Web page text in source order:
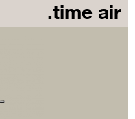
.time air